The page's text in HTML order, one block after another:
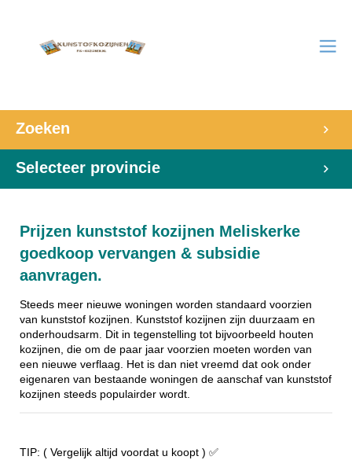
Zoeken
Selecteer provincie
Prijzen kunststof kozijnen Meliskerke
goedkoop vervangen & subsidie
aanvragen.
Steeds meer nieuwe woningen worden standaard voorzien
van kunststof kozijnen. Kunststof kozijnen zijn duurzaam en
onderhoudsarm. Dit in tegenstelling tot bijvoorbeeld houten
kozijnen, die om de paar jaar voorzien moeten worden van
een nieuwe verflaag. Het is dan niet vreemd dat ook onder
eigenaren van bestaande woningen de aanschaf van kunststof
kozijnen steeds populairder wordt.
TIP: ( Vergelijk altijd voordat u koopt ) ✅